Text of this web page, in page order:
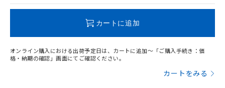
カートに追加
オンライン購入における出荷予定日は、カートに追加～「ご購入手続き：価
格・納期の確認」画面にてご確認ください。
カートをみる